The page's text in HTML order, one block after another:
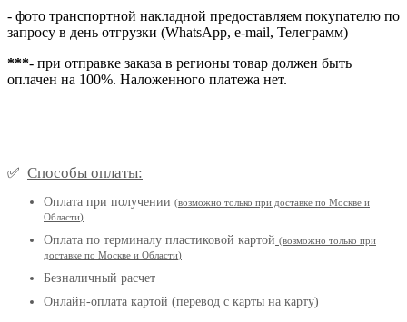
- фото транспортной накладной предоставляем покупателю по
запросу в день отгрузки (WhatsApp, e-mail, Телеграмм)
***- при отправке заказа в регионы товар должен быть
оплачен на 100%. Наложенного платежа нет.
✅ Способы оплаты:
Оплата при получении (возможно только при доставке по Москве и
Области)
Оплата по терминалу пластиковой картой (возможно только при
доставке по Москве и Области)
Безналичный расчет
Онлайн-оплата картой (перевод с карты на карту)